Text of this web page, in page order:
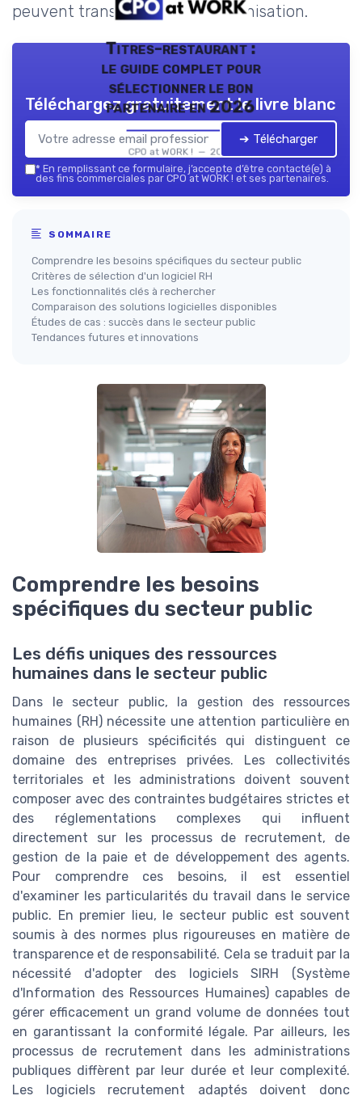
peuvent transformer votre organisation.
Titres-restaurant :
le guide complet pour
sélectionner le bon
partenaire en 2026
CPO at WORK ! — 2026
Téléchargez gratuitement le livre blanc
➔ Télécharger
* En remplissant ce formulaire, j’accepte d’être contacté(e) à
des fins commerciales par CPO at WORK ! et ses partenaires.
SOMMAIRE
Comprendre les besoins spécifiques du secteur public
Critères de sélection d'un logiciel RH
Les fonctionnalités clés à rechercher
Comparaison des solutions logicielles disponibles
Études de cas : succès dans le secteur public
Tendances futures et innovations
Comprendre les besoins
spécifiques du secteur public
Les défis uniques des ressources
humaines dans le secteur public
Dans le secteur public, la gestion des ressources
humaines (RH) nécessite une attention particulière en
raison de plusieurs spécificités qui distinguent ce
domaine des entreprises privées. Les collectivités
territoriales et les administrations doivent souvent
composer avec des contraintes budgétaires strictes et
des réglementations complexes qui influent
directement sur les processus de recrutement, de
gestion de la paie et de développement des agents.
Pour comprendre ces besoins, il est essentiel
d'examiner les particularités du travail dans le service
public. En premier lieu, le secteur public est souvent
soumis à des normes plus rigoureuses en matière de
transparence et de responsabilité. Cela se traduit par la
nécessité d'adopter des logiciels SIRH (Système
d'Information des Ressources Humaines) capables de
gérer efficacement un grand volume de données tout
en garantissant la conformité légale. Par ailleurs, les
processus de recrutement dans les administrations
publiques diffèrent par leur durée et leur complexité.
Les logiciels recrutement adaptés doivent donc